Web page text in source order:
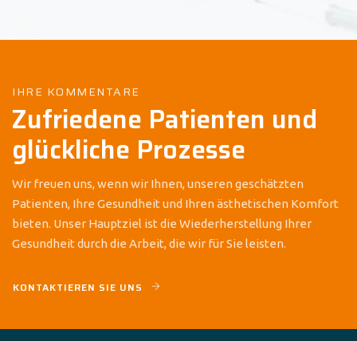
IHRE KOMMENTARE
Zufriedene Patienten und
glückliche Prozesse
Wir freuen uns, wenn wir Ihnen, unseren geschätzten
Patienten, Ihre Gesundheit und Ihren ästhetischen Komfort
bieten. Unser Hauptziel ist die Wiederherstellung Ihrer
Gesundheit durch die Arbeit, die wir für Sie leisten.
KONTAKTIEREN SIE UNS